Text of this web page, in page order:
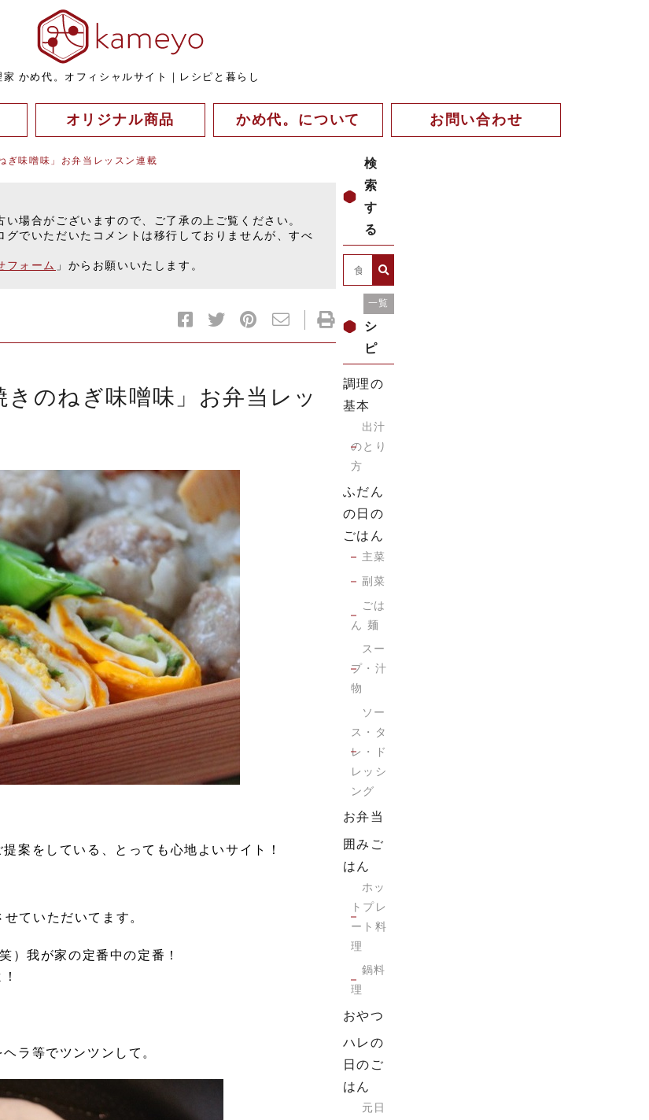
家 かめ代。オフィシャルサイト｜レシピと暮らし
オリジナル商品 かめ代。について お問い合わせ
ぎ味噌味」お弁当レッスン連載
場合がございますので、ご了承の上ご覧ください。
でいただいたコメントは移行しておりませんが、すべ
フォーム 」からお願いいたします。
のねぎ味噌味」お弁当レッ
案をしている、とっても心地よいサイト！
ていただいてます。
）我が家の定番中の定番！
ラ等でツンツンして。
検
索
す
る
レ
シ
ピ
一覧
調理の
基本
出汁
のとり
方
ふだん
の日の
ごはん
主菜
副菜
ごは
ん 麺
スー
プ・汁
物
ソー
ス・タ
レ・ド
レッシ
ング
お弁当
囲みご
はん
ホッ
トプレ
ート料
理
鍋料
理
おやつ
ハレの
日のご
はん
元日